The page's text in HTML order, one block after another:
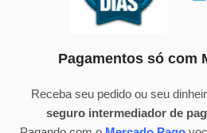
Pagamentos só com
Receba seu pedido ou seu
seguro intermediador de